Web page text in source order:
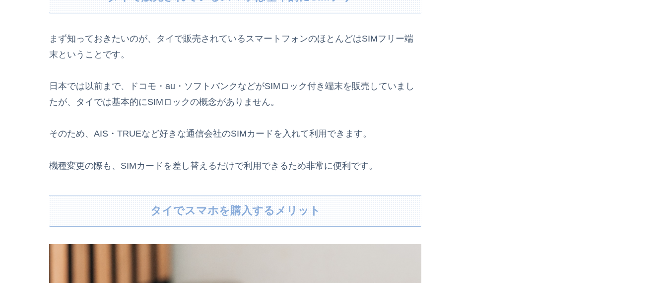
まず知っておきたいのが、タイで販売されているスマートフォンのほとんどはSIMフリー端
末ということです。
日本では以前まで、ドコモ・au・ソフトバンクなどがSIMロック付き端末を販売していまし
たが、タイでは基本的にSIMロックの概念がありません。
そのため、AIS・TRUEなど好きな通信会社のSIMカードを入れて利用できます。
機種変更の際も、SIMカードを差し替えるだけで利用できるため非常に便利です。
タイでスマホを購入するメリット